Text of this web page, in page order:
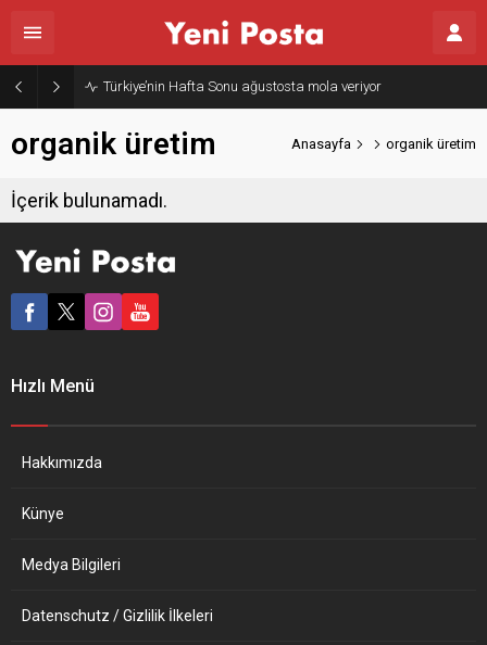
Türkiye’nin Hafta Sonu ağustosta mola veriyor
organik üretim Anasayfa organik üretim
İçerik bulunamadı.
Hızlı Menü
Hakkımızda
Künye
Medya Bilgileri
Datenschutz / Gizlilik İlkeleri